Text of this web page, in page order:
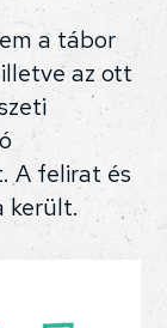
a tábor
az ott
A felirat és
került.